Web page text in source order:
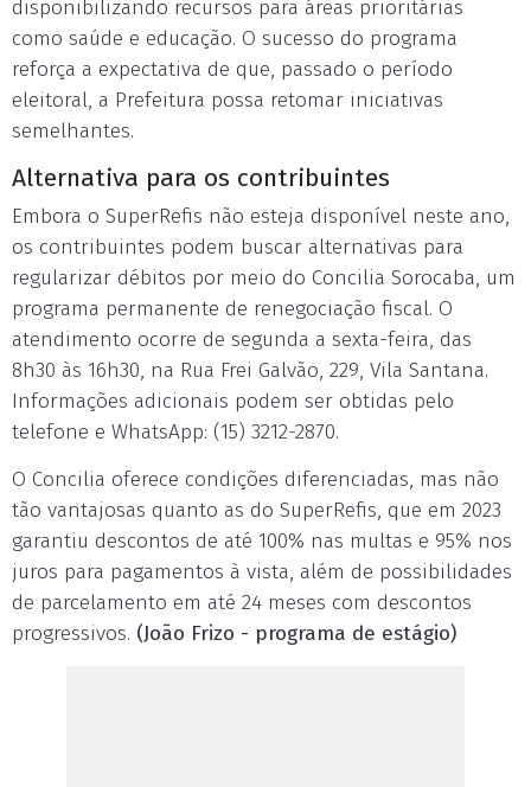
disponibilizando recursos para áreas prioritárias
como saúde e educação. O sucesso do programa
reforça a expectativa de que, passado o período
eleitoral, a Prefeitura possa retomar iniciativas
semelhantes.
Alternativa para os contribuintes
Embora o SuperRefis não esteja disponível neste ano,
os contribuintes podem buscar alternativas para
regularizar débitos por meio do Concilia Sorocaba, um
programa permanente de renegociação fiscal. O
atendimento ocorre de segunda a sexta-feira, das
8h30 às 16h30, na Rua Frei Galvão, 229, Vila Santana.
Informações adicionais podem ser obtidas pelo
telefone e WhatsApp: (15) 3212-2870.
O Concilia oferece condições diferenciadas, mas não
tão vantajosas quanto as do SuperRefis, que em 2023
garantiu descontos de até 100% nas multas e 95% nos
juros para pagamentos à vista, além de possibilidades
de parcelamento em até 24 meses com descontos
progressivos. (João Frizo - programa de estágio)